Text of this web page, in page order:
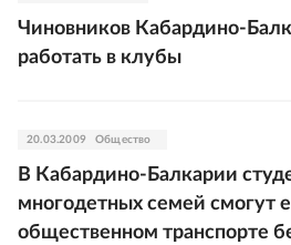
Чиновников Кабардино-
работать в клубы
20.03.2009 Общество
В Кабардино-Балкарии
многодетных семей смогут
общественном транспорте